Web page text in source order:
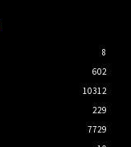
8
602
10312
229
7729